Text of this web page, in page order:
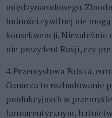
międzynarodowego.
ludności cywilnej nie mogą
konsekwencji. Niezależnie
nie prezydent Rosji, czy
4. Przemysłowa Polska,
Oznacza to rozbudowanie
produkcyjnych w
farmaceutycznym,